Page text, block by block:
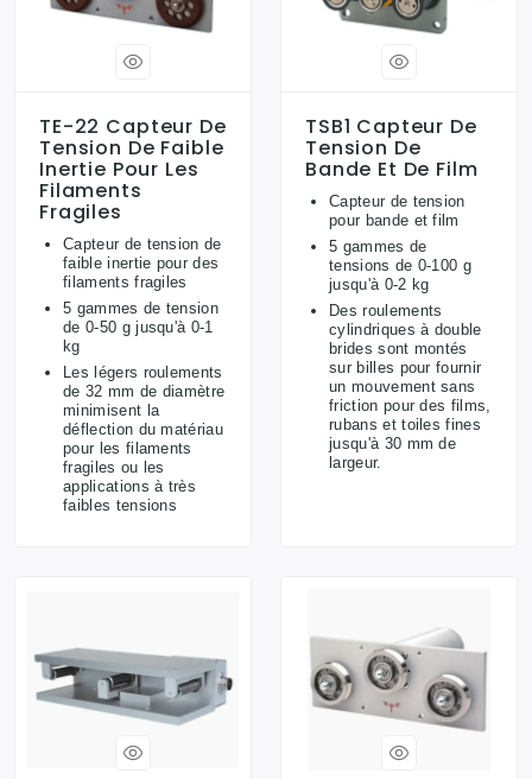
TE-22 Capteur De
Tension De Faible
Inertie Pour Les
Filaments
Fragiles
Capteur de tension de
faible inertie pour des
filaments fragiles
5 gammes de tension
de 0-50 g jusqu'à 0-1
kg
Les légers roulements
de 32 mm de diamètre
minimisent la
déflection du matériau
pour les filaments
fragiles ou les
applications à très
faibles tensions
TSB1 Capteur De
Tension De
Bande Et De Film
Capteur de tension
pour bande et film
5 gammes de
tensions de 0-100 g
jusqu'à 0-2 kg
Des roulements
cylindriques à double
brides sont montés
sur billes pour fournir
un mouvement sans
friction pour des films,
rubans et toiles fines
jusqu'à 30 mm de
largeur.